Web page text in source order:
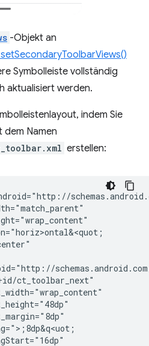
-Objekt an
Symbolleiste vollständig
aktualisiert werden.
indem Sie
dem Namen
erstellen: